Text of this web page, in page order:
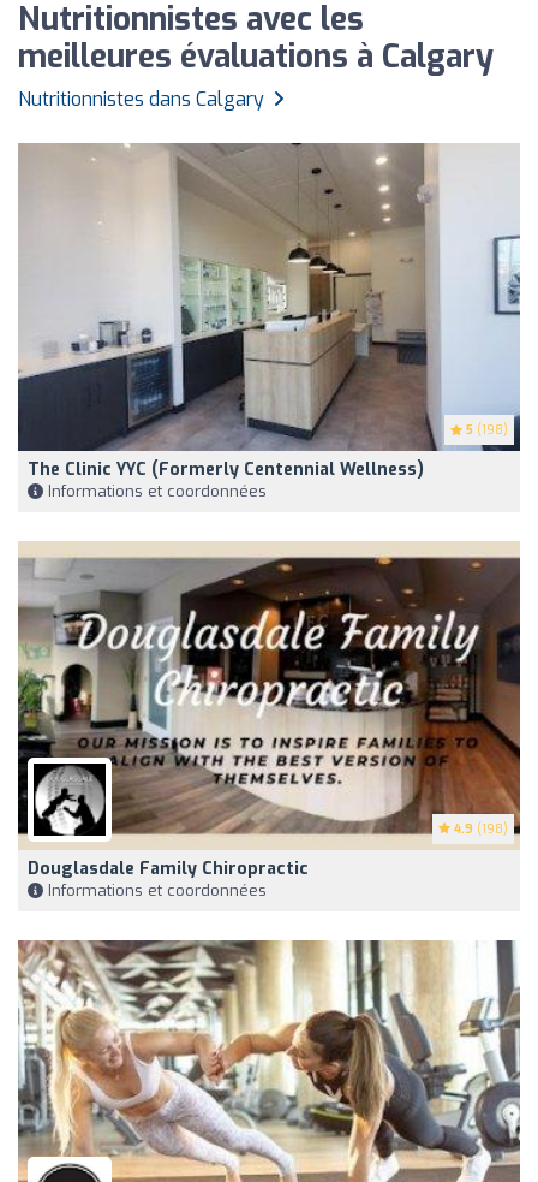
Nutritionnistes avec les
meilleures évaluations à Calgary
Nutritionnistes dans Calgary
5 (198)
The Clinic YYC (formerly Centennial Wellness)
Informations et coordonnées
4.9 (198)
Douglasdale Family Chiropractic
Informations et coordonnées